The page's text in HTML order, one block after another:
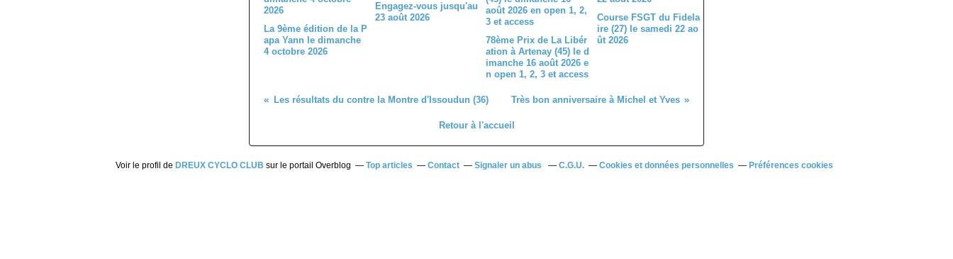
La 9ème édition de la P
apa Yann le dimanche
4 octobre 2026
Engagez-vous jusqu'au
23 août 2026
78ème Prix de La Libér
ation à Artenay (45) le d
imanche 16 août 2026 e
n open 1, 2, 3 et access
Course FSGT du Fidela
ire (27) le samedi 22 ao
ût 2026
Les résultats du contre la Montre d'Issoudun (36) Très bon anniversaire à Michel et Yves
Retour à l'accueil
Voir le profil de DREUX CYCLO CLUB sur le portail Overblog Top articles Contact Signaler un abus C.G.U. Cookies et données personnelles Préférences cookies